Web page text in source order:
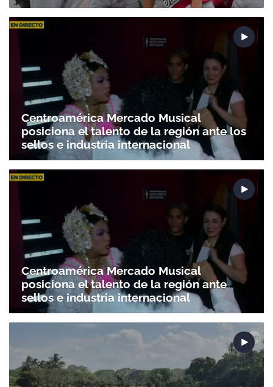
Centroamérica Mercado Musical
posiciona el talento de la región ante los
sellos e industria internacional
Centroamérica Mercado Musical
posiciona el talento de la región ante
sellos e industria internacional